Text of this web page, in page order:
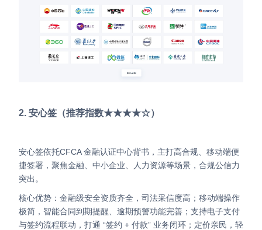
2. 安心签（推荐指数★★★★☆）
安心签依托CFCA 金融认证中心背书，主打高合规、移动端便
捷签署，聚焦金融、中小企业、人力资源等场景，合规公信力
突出。
核心优势：金融级安全资质齐全，司法采信度高；移动端操作
极简，智能合同到期提醒、逾期预警功能完善；支持电子支付
与签约流程联动，打通 “签约 + 付款” 业务闭环；定价亲民，轻